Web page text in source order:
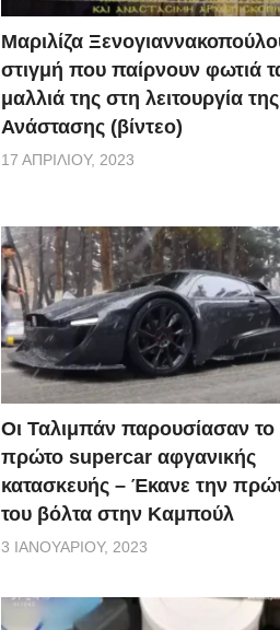
Μαριλίζα
στιγμή που παίρνουν φωτιά
μαλλιά της στη λειτουργία της
Ανάστασης (βίντεο)
17 ΑΠΡΙΛΊΟΥ, 2023
Οι Ταλιμπάν παρουσίασαν το
πρώτο supercar αφγανικής
κατασκευής – Έκανε την
του βόλτα στην Καμπούλ
3 ΙΑΝΟΥΑΡΊΟΥ, 2023